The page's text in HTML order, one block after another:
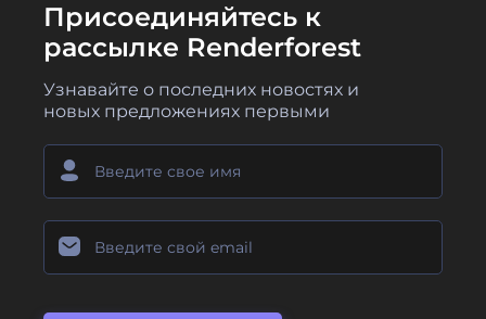
Присоединяйтесь к
рассылке Renderforest
Узнавайте о последних новостях и
новых предложениях первыми